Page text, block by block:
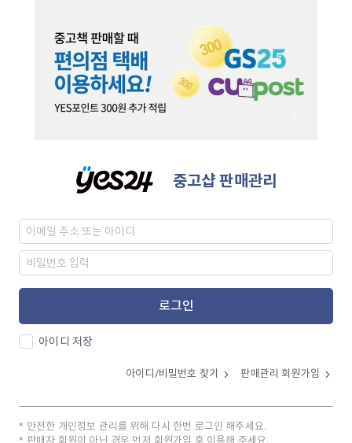
중고샵 판매관리
로그인
아이디 저장
아이디/비밀번호 찾기 판매관리 회원가입
안전한 개인정보 관리를 위해 다시 한번 로그인 해주세요.
판매자 회원이 아닌 경우 먼저 회원가입 후 이용해 주세요.